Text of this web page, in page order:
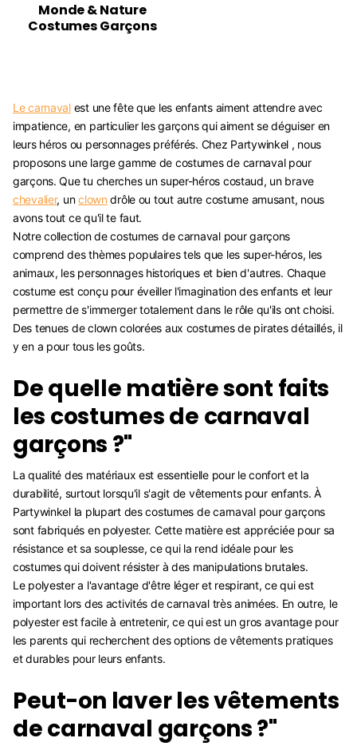
Monde & Nature
Costumes Garçons
Le carnavalest une fête que les enfants aiment attendre avec
impatience, en particulier les garçons qui aiment se déguiser en
leurs héros ou personnages préférés. Chez Partywinkel , nous
proposons une large gamme de costumes de carnaval pour
garçons. Que tu cherches un super-héros costaud, un brave
chevalier, unclown drôle ou tout autre costume amusant, nous
avons tout ce qu'il te faut.
Notre collection de costumes de carnaval pour garçons
comprend des thèmes populaires tels que les super-héros, les
animaux, les personnages historiques et bien d'autres. Chaque
costume est conçu pour éveiller l'imagination des enfants et leur
permettre de s'immerger totalement dans le rôle qu'ils ont choisi.
Des tenues de clown colorées aux costumes de pirates détaillés, il
y en a pour tous les goûts.
De quelle matière sont faits
les costumes de carnaval
garçons ?"
La qualité des matériaux est essentielle pour le confort et la
durabilité, surtout lorsqu'il s'agit de vêtements pour enfants. À
Partywinkel la plupart des costumes de carnaval pour garçons
sont fabriqués en polyester. Cette matière est appréciée pour sa
résistance et sa souplesse, ce qui la rend idéale pour les
costumes qui doivent résister à des manipulations brutales.
Le polyester a l'avantage d'être léger et respirant, ce qui est
important lors des activités de carnaval très animées. En outre, le
polyester est facile à entretenir, ce qui est un gros avantage pour
les parents qui recherchent des options de vêtements pratiques
et durables pour leurs enfants.
Peut-on laver les vêtements
de carnaval garçons ?"